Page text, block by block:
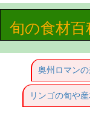
旬の食材百
奥州ロマン
リンゴの旬や